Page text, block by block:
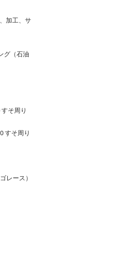
加工、サ
グ（石油
そ周り
すそ周り
レース）